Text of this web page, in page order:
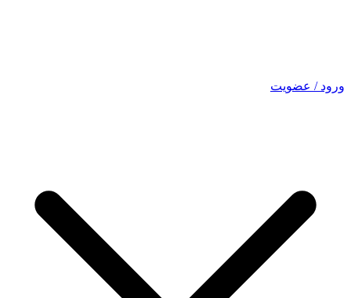
ورود / عضویت